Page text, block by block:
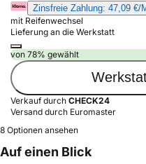
Zinsfreie Zahlung: 47,09 €/
mit Reifenwechsel
Lieferung an die Werkstatt
von 78% gewählt
Verkauf durch CHECK24
Versand durch Euromaster
8 Optionen ansehen
Auf einen Blick